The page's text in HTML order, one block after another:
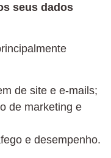
seus dados
de site e e-mails;
de marketing e
e desempenho.